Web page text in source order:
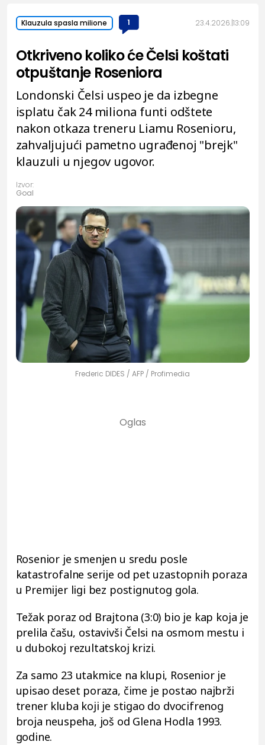
Klauzula spasla milione 1 23.4.2026. 13:09
Otkriveno koliko će Čelsi koštati
otpuštanje Roseniora
Londonski Čelsi uspeo je da izbegne
isplatu čak 24 miliona funti odštete
nakon otkaza treneru Liamu Rosenioru,
zahvaljujući pametno ugrađenoj "brejk"
klauzuli u njegov ugovor.
Izvor:
Goal
Frederic DIDES / AFP / Profimedia
Rosenior je smenjen u sredu posle
katastrofalne serije od pet uzastopnih poraza
u Premijer ligi bez postignutog gola.
Težak poraz od Brajtona (3:0) bio je kap koja je
prelila čašu, ostavivši Čelsi na osmom mestu i
u dubokoj rezultatskoj krizi.
Za samo 23 utakmice na klupi, Rosenior je
upisao deset poraza, čime je postao najbrži
trener kluba koji je stigao do dvocifrenog
broja neuspeha, još od Glena Hodla 1993.
godine.